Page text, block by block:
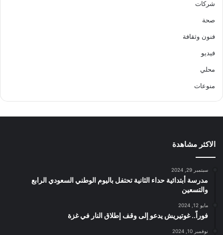
شركات
صحة
فنون وثقافة
فيديو
محلي
منوعات
الاكثر مشاهدة
سبتمبر 29, 2024
مدرسة أبتدائية حداء الثانية تحتفل باليوم الوطني السعودي الرابع
والتسعين
مايو 12, 2024
فوراً.. غوتيريش يدعو إلى وقف إطلاق النار في غزة
نوفمبر 10, 2024